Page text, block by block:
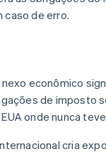
caso de erro.
econômico
de imposto
onde nunca
cria